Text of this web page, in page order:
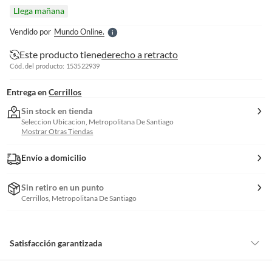
Llega mañana
Vendido por Mundo Online.S
Este producto tienederecho a retracto
Cód. del producto: 153522939
Entrega en Cerrillos
Sin stock en tienda
Seleccion Ubicacion, Metropolitana De Santiago
Mostrar Otras Tiendas
Envío a domicilio
Sin retiro en un punto
Cerrillos, Metropolitana De Santiago
Satisfacción garantizada